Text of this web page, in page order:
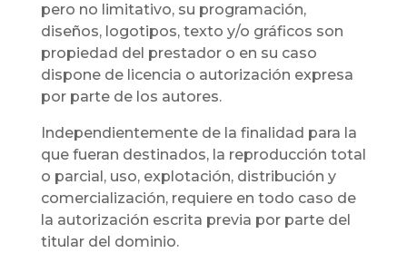
pero no limitativo, su programación,
diseños, logotipos, texto y/o gráficos son
propiedad del prestador o en su caso
dispone de licencia o autorización expresa
por parte de los autores.
Independientemente de la finalidad para la
que fueran destinados, la reproducción total
o parcial, uso, explotación, distribución y
comercialización, requiere en todo caso de
la autorización escrita previa por parte del
titular del dominio.